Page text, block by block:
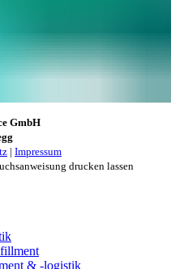
GmbH
| Impressum
drucken lassen
& -logistik